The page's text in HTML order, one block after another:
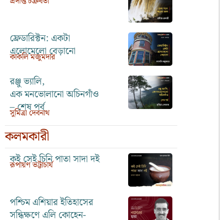
ফ্রেডারিক্টন: একটা
এলোমেলো বেড়ানো
কাকলি মজুমদার
রঞ্জু ভ্যালি,
এক মনভোলানো অচিনগাঁও
– শেষ পর্ব
সুমিত্রা দেবনাথ
কলমকারী
কই সেই চিনি পাতা সাদা দই
রূপায়ণ ভট্টাচার্য
পশ্চিম এশিয়ার ইতিহাসের
সন্ধিক্ষণে এলি কোহেন-